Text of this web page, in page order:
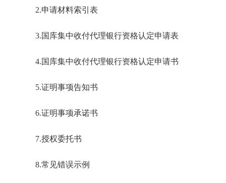
2.申请材料索引表
3.国库集中收付代理银行资格认定申请表
4.国库集中收付代理银行资格认定申请书
5.证明事项告知书
6.证明事项承诺书
7.授权委托书
8.常见错误示例